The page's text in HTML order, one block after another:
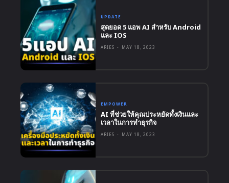
UPDATE
สุดยอด 5 แอพ AI สำหรับ Android
และ IOS
ARIES - MAY 18, 2023
EMPOWER
AI ที่ช่วยให้คุณประหยัดทั้งเงินและ
เวลาในการทำธุรกิจ
ARIES - MAY 18, 2023